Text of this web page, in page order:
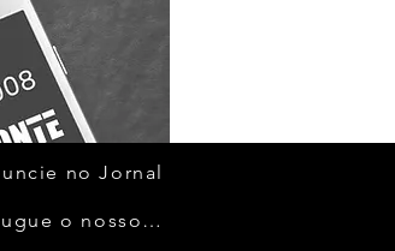
no Jornal
Alugue o nosso espaço